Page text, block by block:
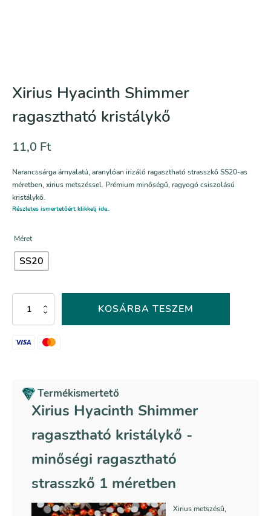
Xirius Hyacinth Shimmer
ragasztható kristálykő
11,0 Ft
Narancssárga árnyalatú, aranylóan irizáló ragasztható strasszkő SS20-as
méretben, xirius metszéssel. Prémium minőségű, ragyogó csiszolású
kristálykő.
Részletes ismertetőért klikkelj ide..
Méret
SS20
Xirius
Hyacinth
Shimmer
ragasztható
KOSÁRBA TESZEM
Termékismertető
Xirius Hyacinth Shimmer
ragasztható kristálykő -
minőségi ragasztható
strasszkő 1 méretben
Xirius metszésű,